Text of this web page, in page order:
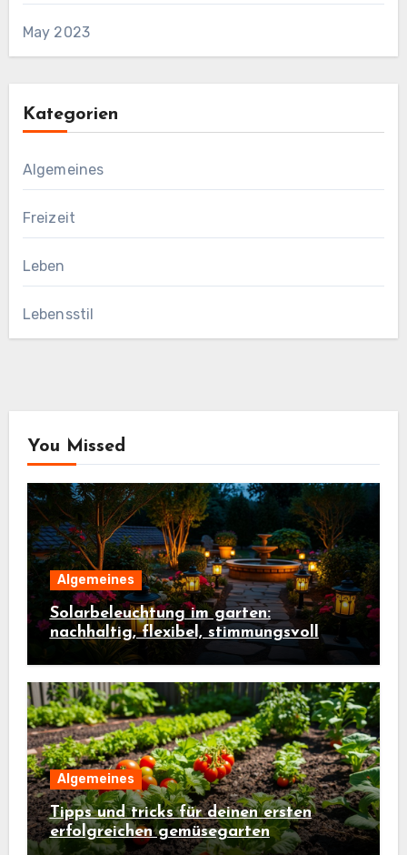
May 2023
Kategorien
Algemeines
Freizeit
Leben
Lebensstil
You Missed
Algemeines
Solarbeleuchtung im garten:
nachhaltig, flexibel, stimmungsvoll
Algemeines
Tipps und tricks für deinen ersten
erfolgreichen gemüsegarten